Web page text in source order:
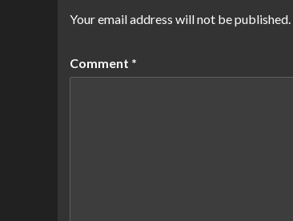
Your email address will not be published.
Comment *